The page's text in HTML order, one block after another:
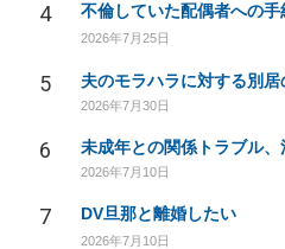
4 不倫していた配偶者への手
2026年7月25日
5
2026年7月30日
6
2026年7月10日
7 DV旦那と離婚したい
2026年7月10日